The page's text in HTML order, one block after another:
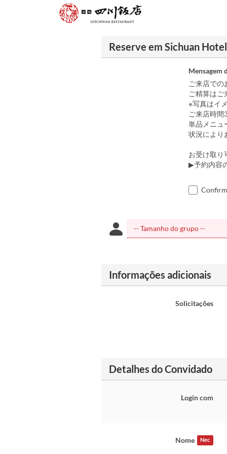
Reserve em Sichuan
Mensagem
ご来店での
ご精算はご
※写真はイ
ご来店時
単品メニュ
状況により
お受け取り
▶予約内容
Informações adicionais
Solicitações
Detalhes do Convidado
Login com
Nome Nec